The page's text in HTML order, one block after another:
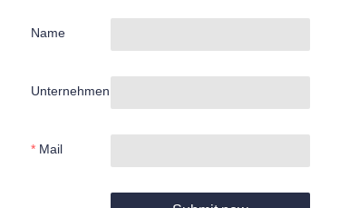
Name
Unternehmen
Mail